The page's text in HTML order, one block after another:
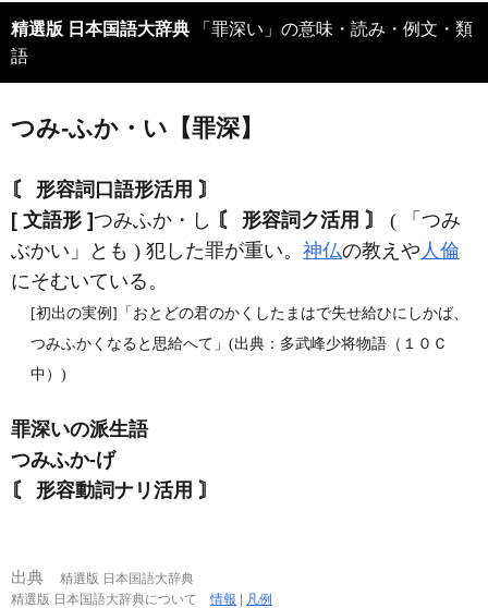
精選版 日本国語大辞典 「罪深い」の意味・読み・例文・類
語
つみ‐ふか・い【罪深】
〘 形容詞口語形活用 〙
[ 文語形 ]つみふか・し 〘 形容詞ク活用 〙
( 「つみ
ぶかい」とも ) 犯した罪が重い。 神仏の教えや 人倫
にそむいている。
[初出の実例]「おとどの君のかくしたまはで失せ給ひにしかば、
つみふかくなると思給へて」(出典：多武峰少将物語（１０Ｃ
中）)
罪深いの派生語
つみふか‐げ
〘 形容動詞ナリ活用 〙
出典
精選版 日本国語大辞典
精選版 日本国語大辞典について情報 | 凡例